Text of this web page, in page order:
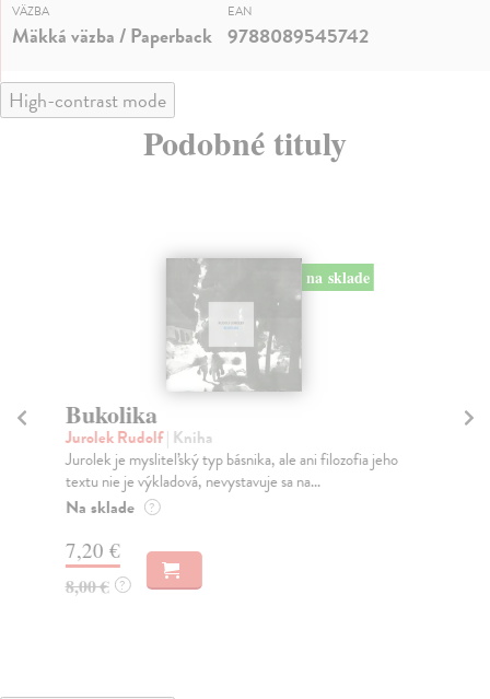
VÄZBA
Mäkká väzba / Paperback
EAN
9788089545742
High-contrast mode
Podobné tituly
na sklade
Bukolika
Jurolek Rudolf| Kniha
Jurolek je mysliteľský typ básnika, ale ani filozofia jeho
textu nie je výkladová, nevystavuje sa na...
Na sklade ?
7,20 €
8,00 € ?